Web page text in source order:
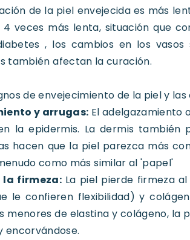
de la piel envejecida es más
veces más lenta, situación que
, los cambios en los
también afectan la curación.
de envejecimiento de la piel y las
y arrugas: El adelgazamiento
la epidermis. La dermis
hacen que la piel parezca más
como más similar al 'papel'
la firmeza:La piel pierde firmeza
le confieren flexibilidad) y
menores de elastina y colágeno, la
encorvándose.